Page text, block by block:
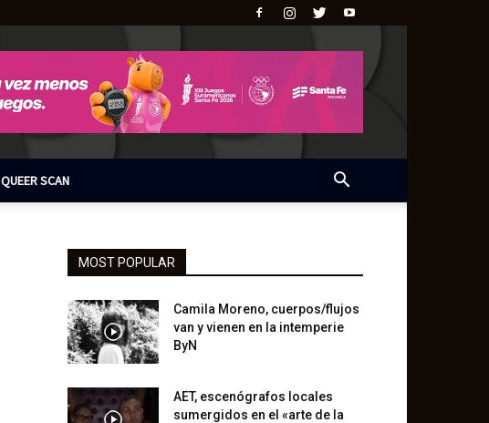
QUEER SCAN
MOST POPULAR
Camila Moreno, cuerpos/flujos
van y vienen en la intemperie
ByN
AET, escenógrafos locales
sumergidos en el «arte de la